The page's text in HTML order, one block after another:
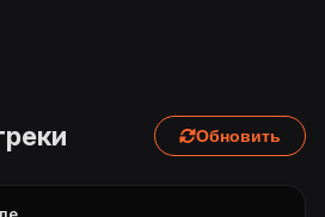
Обновить